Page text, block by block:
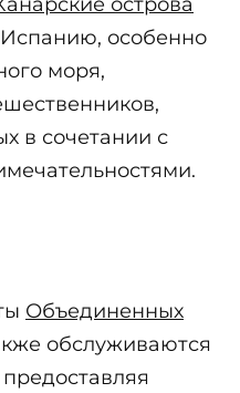
особенно
моря,
в сочетании с
Объединенных
обслуживаются